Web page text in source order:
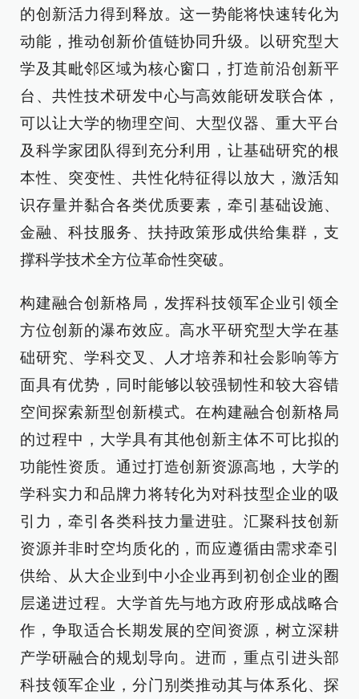
的创新活力得到释放。这一势能将快速转化为
动能，推动创新价值链协同升级。以研究型大
学及其毗邻区域为核心窗口，打造前沿创新平
台、共性技术研发中心与高效能研发联合体，
可以让大学的物理空间、大型仪器、重大平台
及科学家团队得到充分利用，让基础研究的根
本性、突变性、共性化特征得以放大，激活知
识存量并黏合各类优质要素，牵引基础设施、
金融、科技服务、扶持政策形成供给集群，支
撑科学技术全方位革命性突破。
构建融合创新格局，发挥科技领军企业引领全
方位创新的瀑布效应。高水平研究型大学在基
础研究、学科交叉、人才培养和社会影响等方
面具有优势，同时能够以较强韧性和较大容错
空间探索新型创新模式。在构建融合创新格局
的过程中，大学具有其他创新主体不可比拟的
功能性资质。通过打造创新资源高地，大学的
学科实力和品牌力将转化为对科技型企业的吸
引力，牵引各类科技力量进驻。汇聚科技创新
资源并非时空均质化的，而应遵循由需求牵引
供给、从大企业到中小企业再到初创企业的圈
层递进过程。大学首先与地方政府形成战略合
作，争取适合长期发展的空间资源，树立深耕
产学研融合的规划导向。进而，重点引进头部
科技领军企业，分门别类推动其与体系化、探